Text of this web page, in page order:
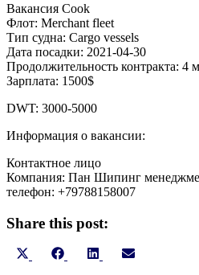
Вакансия Cook
Флот: Merchant fleet
Тип судна: Cargo vessels
Дата посадки: 2021-04-30
Продолжительность контракта: 4
Зарплата: 1500$
DWT: 3000-5000
Информация о вакансии:
Контактное лицо
Компания: Пан Шипинг
телефон: +79788158007
Share this post:
Share
Share
FacebookShare
LinkedInShare